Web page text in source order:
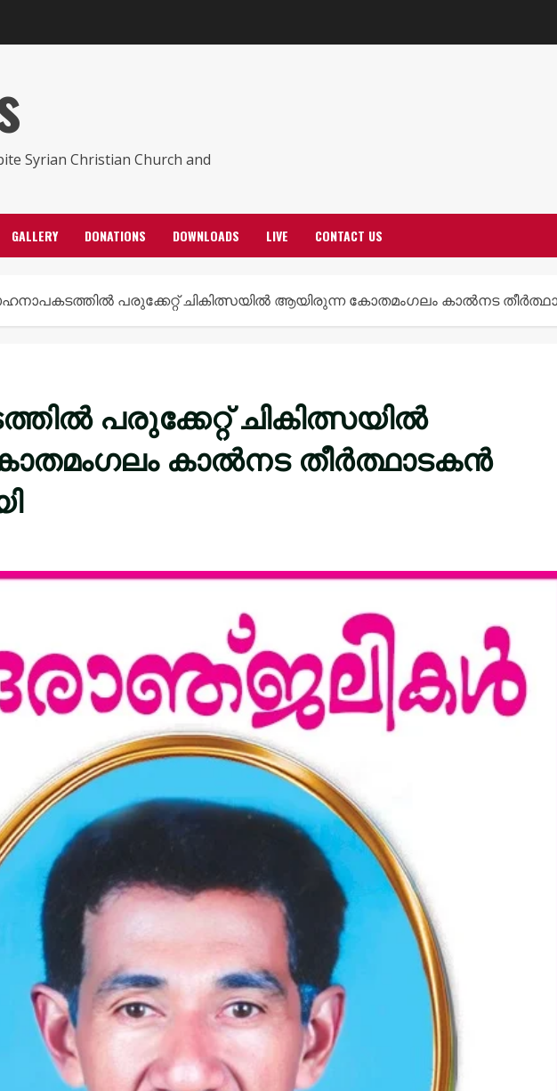
Syrian Christian Church and
GALLERY DONATIONS DOWNLOADS LIVE CONTACT US
പരുക്കേറ്റ് ചികിത്സയിൽ ആയിരുന്ന കോതമംഗലം കാൽനട
പരുക്കേറ്റ് ചികിത്സയിൽ
കാൽനട തീർത്ഥാടകൻ